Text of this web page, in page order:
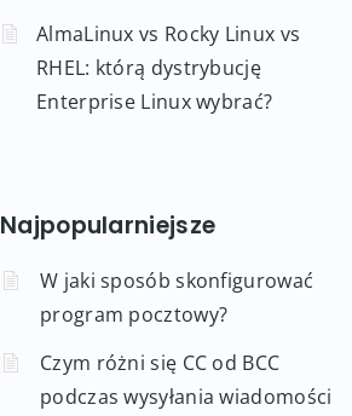
AlmaLinux vs Rocky Linux vs
RHEL: którą dystrybucję
Enterprise Linux wybrać?
Najpopularniejsze
W jaki sposób skonfigurować
program pocztowy?
Czym różni się CC od BCC
podczas wysyłania wiadomości